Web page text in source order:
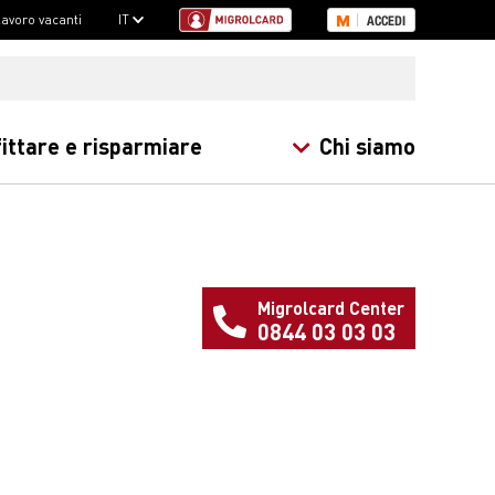
vacanti IT ACCEDI
e risparmiare Chi siamo
Migrolcard Center
0844 03 03 03